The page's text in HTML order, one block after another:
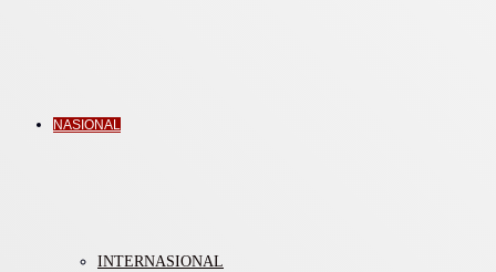
NASIONAL
INTERNASIONAL